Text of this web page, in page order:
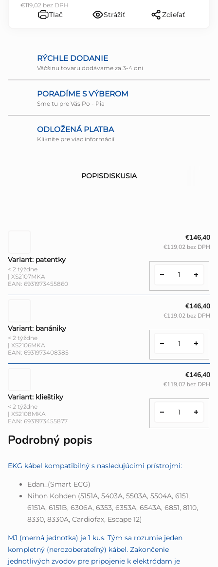
€119,02 bez DPH
Tlač Strážiť Zdieľať
RÝCHLE DODANIE
Väčšinu tovaru dodávame za 3-4 dni
PORADÍME S VÝBEROM
Sme tu pre Vás Po - Pia
ODLOŽENÁ PLATBA
Kliknite pre viac informácií
POPISDISKUSIA
Variant: patentky
< 2 týždne
| XS2107MKA
EAN: 6931973455860
€146,40
€119,02 bez DPH
Variant: banániky
< 2 týždne
| XS2106MKA
EAN: 6931973408385
€146,40
€119,02 bez DPH
Variant: klieštiky
< 2 týždne
| XS2108MKA
EAN: 6931973455877
€146,40
€119,02 bez DPH
Podrobný popis
EKG kábel kompatibilný s nasledujúcimi prístrojmi:
Edan_(Smart ECG)
Nihon Kohden (5151A, 5403A, 5503A, 5504A, 6151,
6151A, 6151B, 6306A, 6353, 6353A, 6543A, 6851, 8110,
8330, 8330A, Cardiofax, Escape 12)
MJ (merná jednotka) je 1 kus. Tým sa rozumie jeden
kompletný (nerozoberateľný) kábel. Zakončenie
jednotlivých zvodov pre pripojenie k elektródam je